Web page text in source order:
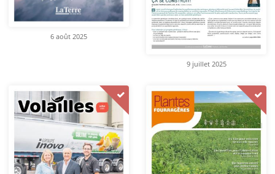
6 août 2025
9 juillet 2025